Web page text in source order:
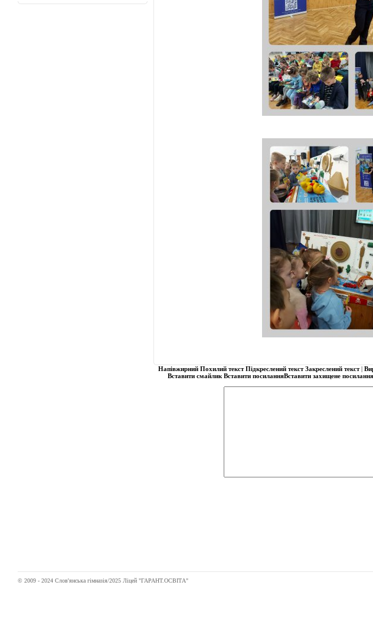
Напівжирний Похилий текст Підкреслений текст Закреслений текст
Вставити смайлик Вставити посиланняВставити захищене посилання
© 2009 - 2024 Слов'янська гімназія/2025 Ліцей "ГАРАНТ.ОСВІТА"